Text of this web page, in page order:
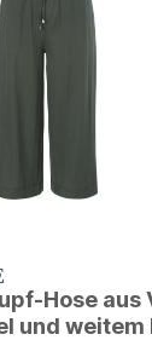
Hose aus
und weitem